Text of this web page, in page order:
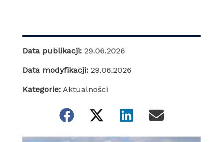
Data publikacji: 29.06.2026
Data modyfikacji: 29.06.2026
Kategorie: Aktualności